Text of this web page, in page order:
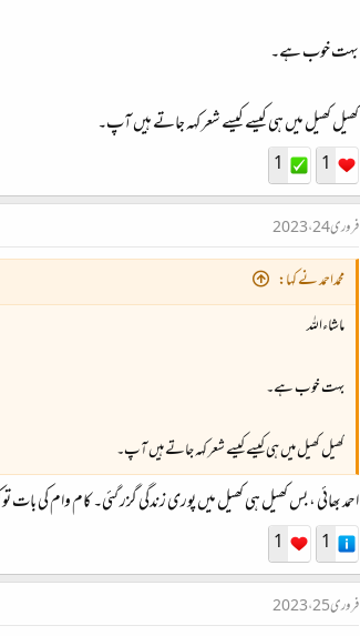
بہت خوب ہے۔
کھیل کھیل میں ہی کیسے کیسے شعر کہہ جاتے ہیں آپ۔
1
1
فروری 24، 2023
محمداحمد نے کہا:
ماشاءاللہ
بہت خوب ہے۔
کھیل کھیل میں ہی کیسے کیسے شعر کہہ جاتے ہیں آپ۔
احمد بھائی ، بس کھیل ہی کھیل میں پوری زندگی گزر گئی۔ کام وام کی بات
1
1
فروری 25، 2023